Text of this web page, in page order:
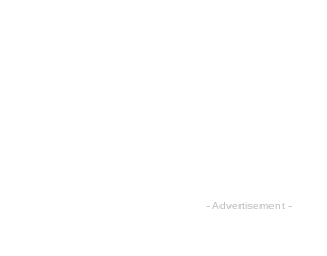
- Advertisement -